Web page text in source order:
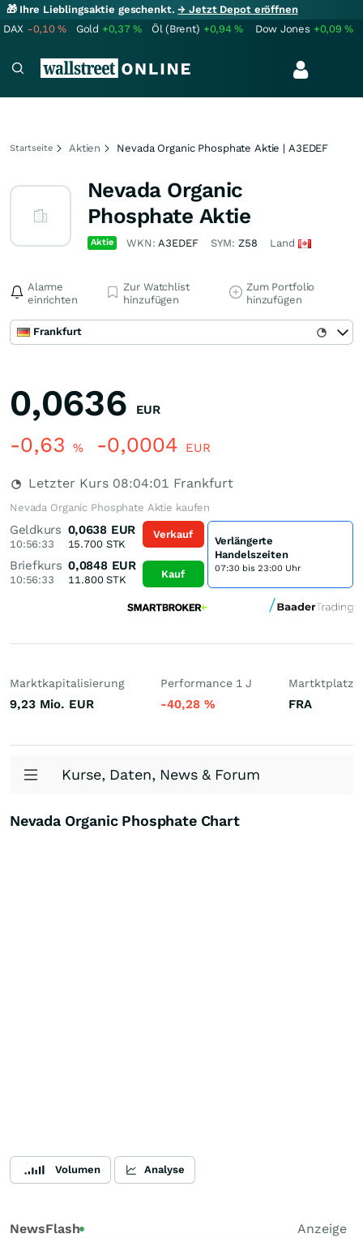
🎁 Ihre Lieblingsaktie geschenkt.→ Jetzt Depot eröffnen
DAX -0,10% Gold +0,37% Öl (Brent) +0,94% Dow Jones +0,09%
Startseite Aktien Nevada Organic Phosphate Aktie | A3EDEF
Nevada Organic
Phosphate Aktie
Aktie WKN:A3EDEF SYM: Z58 Land
Alarme
einrichten
Zur Watchlist
hinzufügen
Zum Portfolio
hinzufügen
Frankfurt
0,0636 EUR
-0,63 % -0,0004 EUR
Letzter Kurs 08:04:01 Frankfurt
Nevada Organic Phosphate Aktie kaufen
Geldkurs
10:56:33
0,0638 EUR
15.700STK
Briefkurs
10:56:33
0,0848 EUR
11.800STK
Verkauf
Kauf
Verlängerte
Handelszeiten
07:30 bis 23:00 Uhr
Marktkapitalisierung
9,23 Mio. EUR
Performance 1 J
-40,28 %
Martktplatz
FRA
Kurse, Daten, News & Forum
Nevada Organic Phosphate Chart
Volumen Analyse
NewsFlash
Anzeige